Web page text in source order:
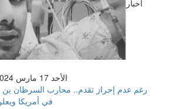
اخبار
الأحد 17 مارس 2024 11:47 صباحاً
رغم عدم إحراز تقدم.. محارب السرطان بن
في أمريكا